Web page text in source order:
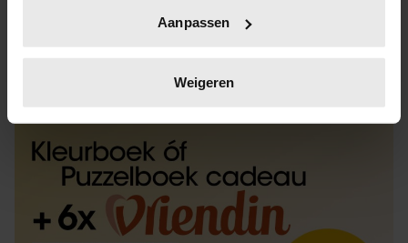
scannen op specifieke eigenschappen (fingerprinting)
verwerkt en stel uw voorkeuren in het
intrekken in de Cookieverklaring.
We gebruiken cookies om content en advertenties te
personaliseren, om functies voor social media te bieden
en om ons websiteverkeer te analyseren. Ook delen we
informatie over uw gebruik van onze site met onze
Aanpassen
Weigeren